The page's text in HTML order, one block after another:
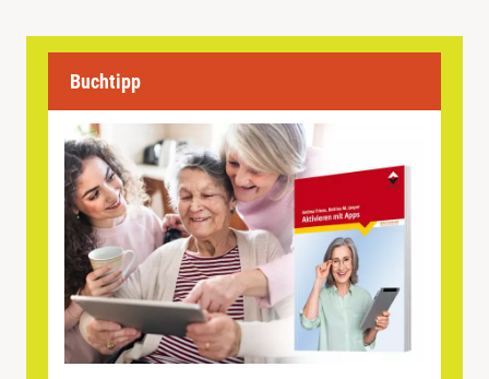
Buchtipp